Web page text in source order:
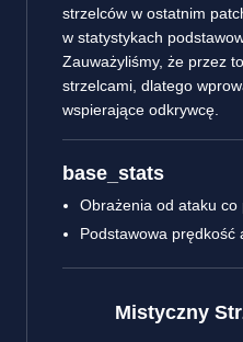
strzelców w ostatnim
w statystykach
Zauważyliśmy, że przez
strzelcami, dlatego
wspierające odkrywcę.
base_stats
Obrażenia od ataku
Podstawowa prędkość
Mistyczny